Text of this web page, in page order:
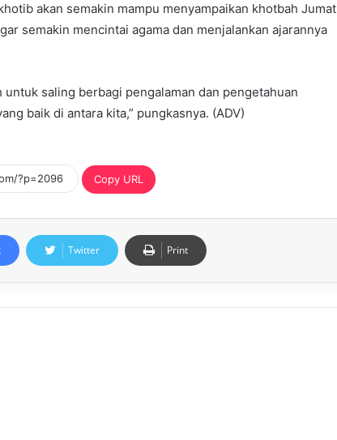
akan semakin mampu menyampaikan khotbah Jumat
semakin mencintai agama dan menjalankan ajarannya
saling berbagi pengalaman dan pengetahuan
baik di antara kita,” pungkasnya. (ADV)
Copy URL
Twitter Print